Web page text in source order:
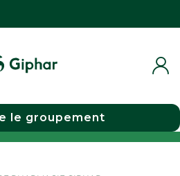
le groupement